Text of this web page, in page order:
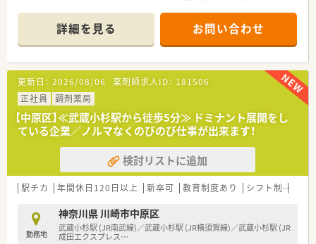
詳細を見る お問い合わせ
更新日： 2026/08/06 薬剤師求人ID： 181506
正社員
調剤薬局
【中原区】≪武蔵小杉駅から徒歩5分≫ ドミナント展開をし
ている企業／ノルマなくのびのび仕事が出来ます！
検討リストに追加
駅チカ 年間休日120日以上 新卒可 教育制度あり シフト制
勤務地
神奈川県 川崎市中原区
武蔵小杉駅 (JR南武線)／武蔵小杉駅 (JR横須賀線)／武蔵小杉駅 (JR
成田エクスプレス…